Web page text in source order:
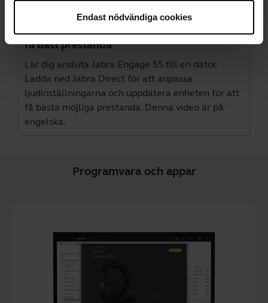
Endast nödvändiga cookies
Så här ansluter du Jabra Engage 55 för att
få bäst prestanda
Lär dig ansluta Jabra Engage 55 till en dator.
Ladda ned Jabra Direct för att anpassa
ljudinställningarna och uppdatera enheten för att
få bästa möjliga prestanda. Denna video är på
engelska.
Programvara och appar